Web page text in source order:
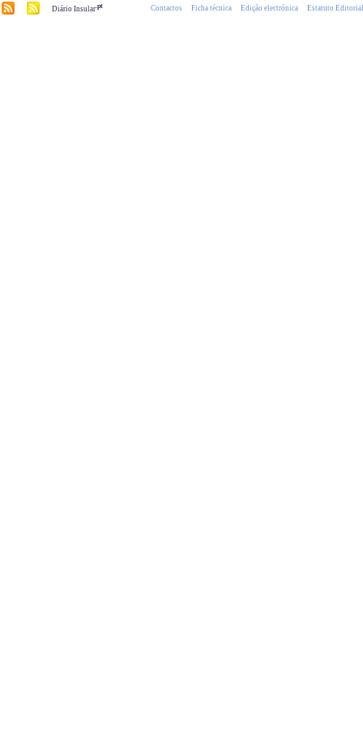
Diário Insular.pt Contactos Ficha técnica Edição electrónica Estatuto Editorial